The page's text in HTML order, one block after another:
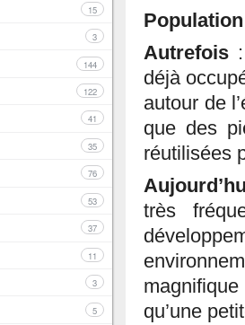
15
3
144
122
41
35
76
53
37
11
3
5
Autrefois
déjà
autour de
que des
réutilisées
très
qu’une